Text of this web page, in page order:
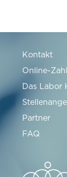
Kontakt
Online-
Das Labor
Partner
FAQ